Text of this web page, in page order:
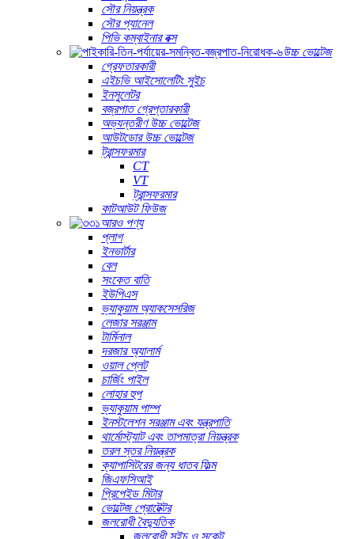
সৌর নিয়ন্ত্রক
সৌর প্যানেল
পিভি কম্বাইনার বক্স
উচ্চ ভোল্টেজ
গ্রেফতারকারী
এইচভি আইসোলেটিং সুইচ
ইনসুলেটর
বজ্রপাত গ্রেপ্তারকারী
অভ্যন্তরীণ উচ্চ ভোল্টেজ
আউটডোর উচ্চ ভোল্টেজ
ট্রান্সফরমার
CT
VT
ট্রান্সফরমার
কাটআউট ফিউজ
আরও পণ্য
প্লাগ
ইনভার্টার
বেল
সংকেত বাতি
ইউপিএস
ভ্যাকুয়াম অ্যাকসেসরিজ
লেজার সরঞ্জাম
টার্মিনাল
দরজার অ্যালার্ম
ওয়াল প্লেট
চার্জিং পাইল
লোহার হুপ
ভ্যাকুয়াম পাম্প
ইনস্টলেশন সরঞ্জাম এবং যন্ত্রপাতি
থার্মোস্ট্যাট এবং তাপমাত্রা নিয়ন্ত্রক
তরল স্তর নিয়ন্ত্রক
ক্যাপাসিটরের জন্য ধাতব ফিল্ম
জিএফসিআই
প্রিপেইড মিটার
ভোল্টেজ প্রোটেক্টর
জলরোধী বৈদ্যুতিক
জলরোধী সুইচ ও সকেট